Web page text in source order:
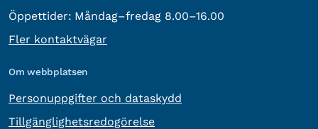
Öppettider: Måndag–fredag 8.00–16.00
Fler kontaktvägar
Om webbplatsen
Personuppgifter och dataskydd
Tillgänglighetsredogörelse